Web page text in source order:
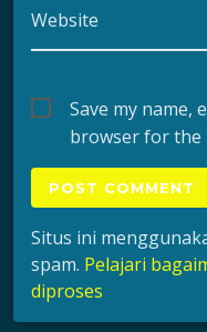
Website
Save my name,
browser for the
Situs ini
spam. Pelajari
diproses